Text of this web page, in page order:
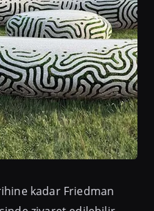
kadar Friedman